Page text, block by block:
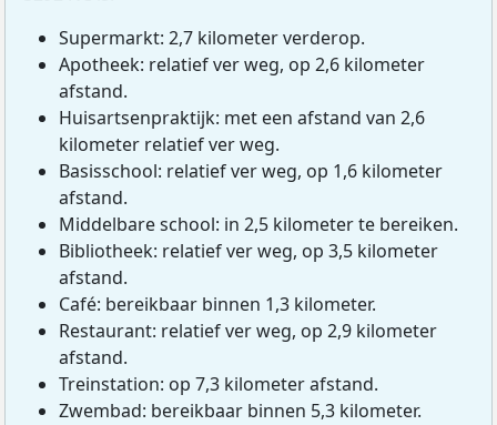
Supermarkt: 2,7 kilometer verderop.
Apotheek: relatief ver weg, op 2,6 kilometer
afstand.
Huisartsenpraktijk: met een afstand van 2,6
kilometer relatief ver weg.
Basisschool: relatief ver weg, op 1,6 kilometer
afstand.
Middelbare school: in 2,5 kilometer te bereiken.
Bibliotheek: relatief ver weg, op 3,5 kilometer
afstand.
Café: bereikbaar binnen 1,3 kilometer.
Restaurant: relatief ver weg, op 2,9 kilometer
afstand.
Treinstation: op 7,3 kilometer afstand.
Zwembad: bereikbaar binnen 5,3 kilometer.